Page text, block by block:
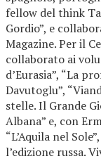
fellow del think
Gordio”, e
Magazine. Per il
collaborato ai
d’Eurasia”, “La
Davutoglu”,
stelle. Il Grande
Albana” e, con
“L’Aquila nel
l’edizione russa.